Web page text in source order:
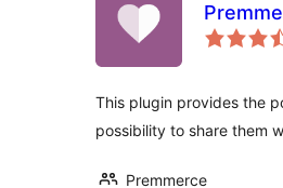
This plugin provides the
possibility to share them
Premmerce